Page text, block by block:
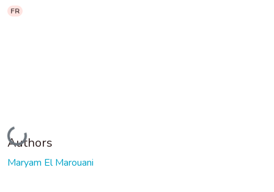
FR
Loading...
Authors
Maryam El Marouani